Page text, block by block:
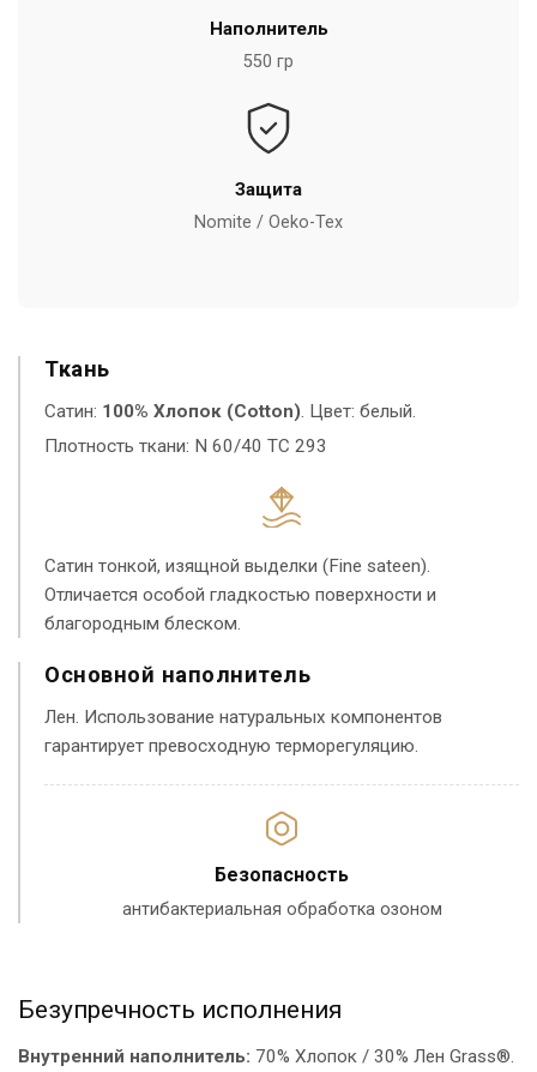
Наполнитель
550 гр
Защита
Nomite / Oeko-Tex
Ткань
Сатин: 100% Хлопок (Cotton). Цвет: белый.
Плотность ткани: N 60/40 TC 293
Сатин тонкой, изящной выделки (Fine sateen).
Отличается особой гладкостью поверхности и
благородным блеском.
Основной наполнитель
Лен. Использование натуральных компонентов
гарантирует превосходную терморегуляцию.
Безопасность
антибактериальная обработка озоном
Безупречность исполнения
Внутренний наполнитель: 70% Хлопок / 30% Лен Grass®.